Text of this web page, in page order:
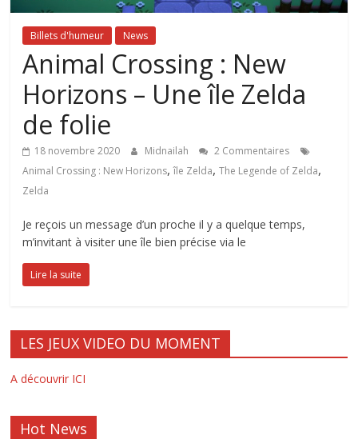
Billets d'humeur News
Animal Crossing : New
Horizons – Une île Zelda
de folie
18 novembre 2020 Midnailah
2 Commentaires
Animal Crossing : New Horizons,île Zelda,The Legende of Zelda,
Zelda
Je reçois un message d’un proche il y a quelque temps,
m’invitant à visiter une île bien précise via le
Lire la suite
LES JEUX VIDEO DU MOMENT
A découvrir ICI
Hot News